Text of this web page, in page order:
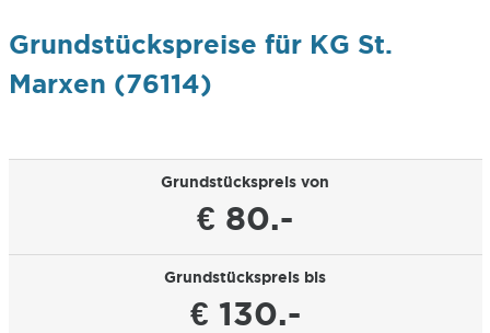
Grundstückspreise für KG St.
Marxen (76114)
Grundstückspreis von
€ 80.-
Grundstückspreis bis
€ 130.-